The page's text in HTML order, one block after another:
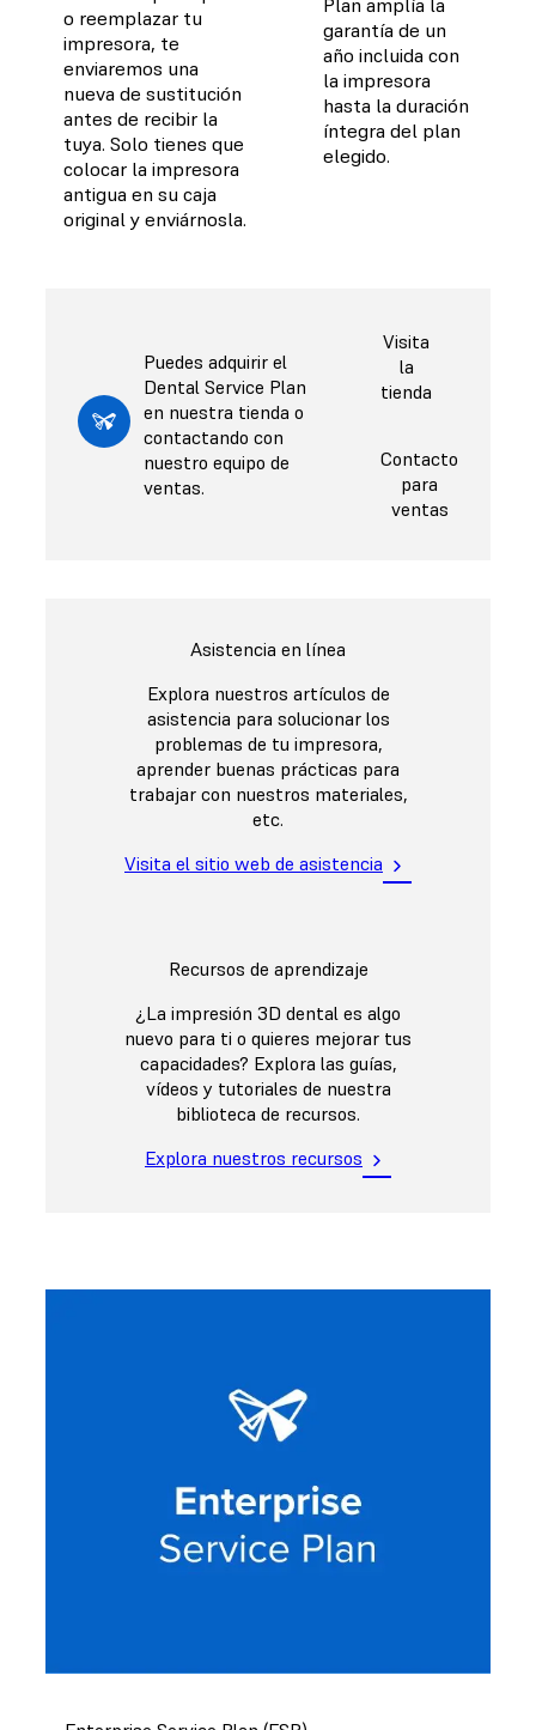
o reemplazar tu
impresora, te
enviaremos una
nueva de sustitución
antes de recibir la
tuya. Solo tienes que
colocar la impresora
antigua en su caja
original y enviárnosla.
Plan amplía la
garantía de un
año incluida con
la impresora
hasta la duración
íntegra del plan
elegido.
Puedes adquirir el
Dental Service Plan
en nuestra tienda o
contactando con
nuestro equipo de
ventas.
Visita
la
tienda
Contacto
para
ventas
Asistencia en línea
Explora nuestros artículos de
asistencia para solucionar los
problemas de tu impresora,
aprender buenas prácticas para
trabajar con nuestros materiales,
etc.
Visita el sitio web de asistencia
Recursos de aprendizaje
¿La impresión 3D dental es algo
nuevo para ti o quieres mejorar tus
capacidades? Explora las guías,
vídeos y tutoriales de nuestra
biblioteca de recursos.
Explora nuestros recursos